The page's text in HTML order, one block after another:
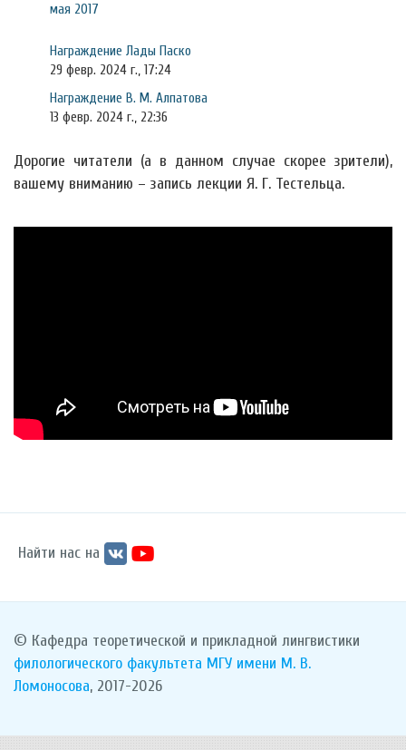
мая 2017
Награждение Лады Паско
29 февр. 2024 г., 17:24
Награждение В. М. Алпатова
13 февр. 2024 г., 22:36
Дорогие читатели (а в данном случае скорее зрители),
вашему вниманию – запись лекции Я. Г. Тестельца.
Найти нас на
© Кафедра теоретической и прикладной лингвистики
филологического факультета МГУ имени М. В.
Ломоносова, 2017-2026